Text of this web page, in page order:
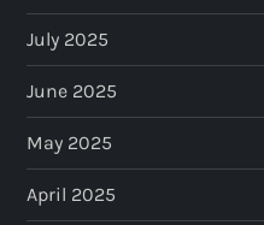
July 2025
June 2025
May 2025
April 2025